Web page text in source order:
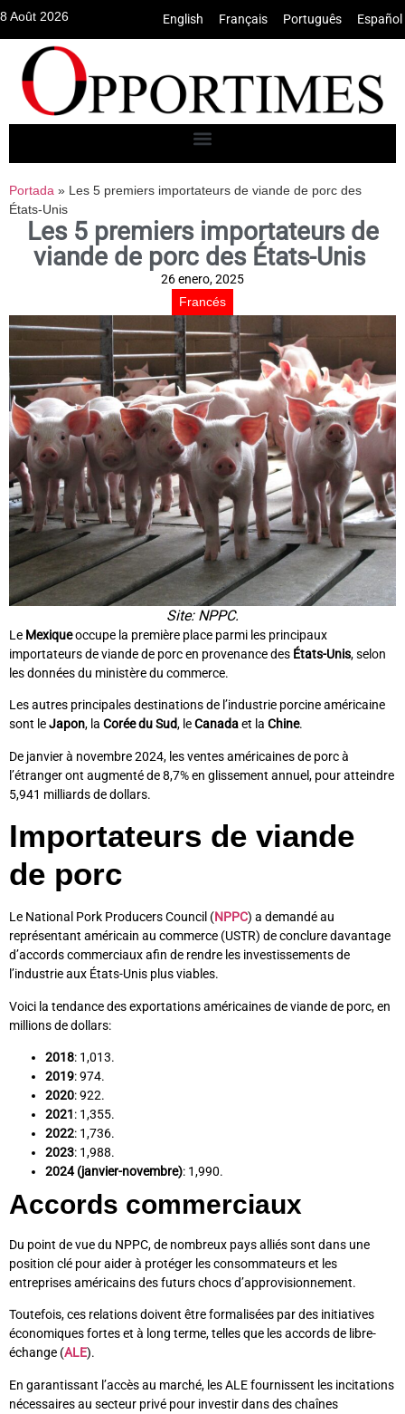
8 Août 2026 English Français Português Español
Portada » Les 5 premiers importateurs de viande de porc des
États-Unis
Les 5 premiers importateurs de
viande de porc des États-Unis
26 enero, 2025
Francés
Site: NPPC.
Le Mexiqueoccupe la première place parmi les principaux
importateurs de viande de porc en provenance des États-Unis, selon
les données du ministère du commerce.
Les autres principales destinations de l’industrie porcine américaine
sont leJapon, la Corée du Sud, leCanadaet la Chine.
De janvier à novembre 2024, les ventes américaines de porc à
l’étranger ont augmenté de 8,7% en glissement annuel, pour atteindre
5,941 milliards de dollars.
Importateurs de viande
de porc
Le National Pork Producers Council (NPPC) a demandé au
représentant américain au commerce (USTR) de conclure davantage
d’accords commerciaux afin de rendre les investissements de
l’industrie aux États-Unis plus viables.
Voici la tendance des exportations américaines de viande de porc, en
millions de dollars:
2018: 1,013.
2019: 974.
2020: 922.
2021: 1,355.
2022: 1,736.
2023: 1,988.
2024 (janvier-novembre): 1,990.
Accords commerciaux
Du point de vue du NPPC, de nombreux pays alliés sont dans une
position clé pour aider à protéger les consommateurs et les
entreprises américains des futurs chocs d’approvisionnement.
Toutefois, ces relations doivent être formalisées par des initiatives
économiques fortes et à long terme, telles que les accords de libre-
échange (ALE).
En garantissant l’accès au marché, les ALE fournissent les incitations
nécessaires au secteur privé pour investir dans des chaînes